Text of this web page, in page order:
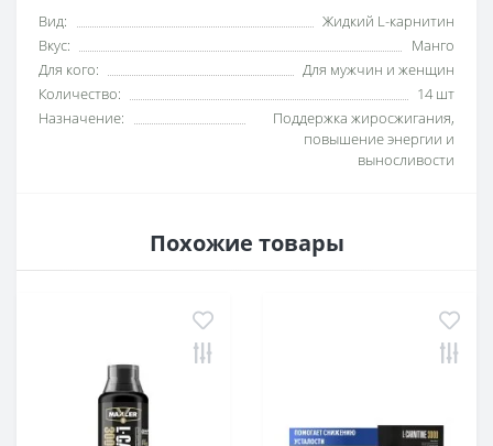
Вид:
Жидкий L-карнитин
Вкус:
Манго
Для кого:
Для мужчин и женщин
Количество:
14 шт
Назначение:
Поддержка жиросжигания,
повышение энергии и
выносливости
Похожие товары